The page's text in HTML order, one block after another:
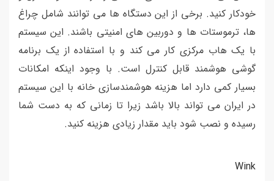
خودکار کنید. برخی از این دستگاه ها می توانند شامل چراغ
ها، ترموستات ها و دوربین های امنیتی باشند. این سیستم
با یک هاب مرکزی کار می کند و با استفاده از یک برنامه
گوشی هوشمند قابل کنترل است. با وجود اینکه امکانات
بسیار کمی دارد اما هزینه هوشمندسازی خانه با این سیستم
در ایران می تواند بالا باشد زیرا تا زمانی که به دست شما
رسیده و نصب شود باید مقدار زیادی هزینه کنید.
Wink